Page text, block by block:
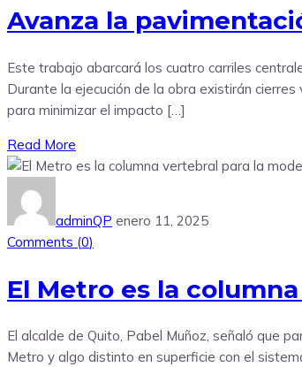
Avanza la
Este trabajo abarcará los cuatro carriles
Durante la ejecución de la obra existirán
para minimizar el impacto […]
Read More
adminQP enero 11, 2025
Comments (0)
El Metro es la
El alcalde de Quito, Pabel Muñoz, señaló que
Metro y algo distinto en superficie con el